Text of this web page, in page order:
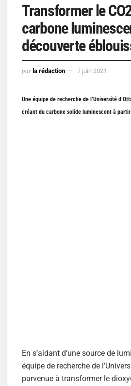
Transformer le
carbone
découverte
par la rédaction 7 juin 2021
Une équipe de recherche de l’Université
créant du carbone solide luminescent à partir
En s’aidant d’une source de
équipe de recherche de
parvenue à transformer le